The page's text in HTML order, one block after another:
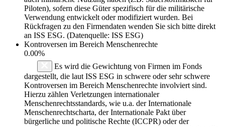
Piloten), sofern diese Güter spezifisch für die militärische
Verwendung entwickelt oder modifiziert wurden. Bei
Rückfragen zu den Firmendaten wenden Sie sich bitte direkt
an ISS ESG. (Datenquelle: ISS ESG)
Kontroversen im Bereich Menschenrechte
0.00%
Es wird die Gewichtung von Firmen im Fonds
dargestellt, die laut ISS ESG in schwere oder sehr schwere
Kontroversen im Bereich Menschenrechte involviert sind.
Hierzu zählen Verletzungen internationaler
Menschenrechtsstandards, wie u.a. der Internationale
Menschenrechtscharta, der Internationale Pakt über
bürgerliche und politische Rechte (ICCPR) oder der